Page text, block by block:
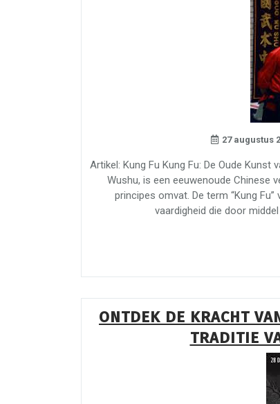
27 augustus
Artikel: Kung Fu Kung Fu: De Oude
Wushu, is een eeuwenoude Chinese
principes omvat. De term “Kung
vaardigheid die door
ONTDEK DE KRACHT
TRADITIE